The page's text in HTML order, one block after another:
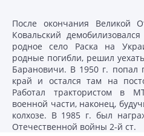
После окончания Великой
Ковальский
родное село Раска на
родные погибли, решил
Барановичи. В 1950 г. попал
край и остался там на
Работал трактористом в
военной части, наконец,
колхозе. В 1985 г. был
Отечественной войны 2-й ст.